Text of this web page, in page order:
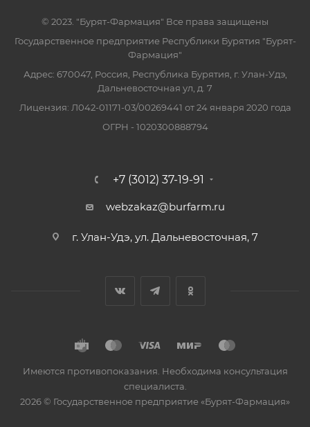
© 2023. "Бурят-Фармация" Все права защищены
Государственное предприятие Республики Бурятия "Бурят-
Фармация"
Адрес: 670047, Россия, Республика Бурятия, г. Улан-Удэ,
Дальневосточная ул, д. 7
Лицензия: Л042-01171-03/00269441 от 24 января 2020 года
ОГРН - 1020300888794
+7 (3012) 37-19-91
webzakaz@burfarm.ru
г. Улан-Удэ, ул. Дальневосточная, 7
Имеются противопоказания. Необходима консультация
специалиста.
2026 © Государственное предприятие «Бурят-Фармация»